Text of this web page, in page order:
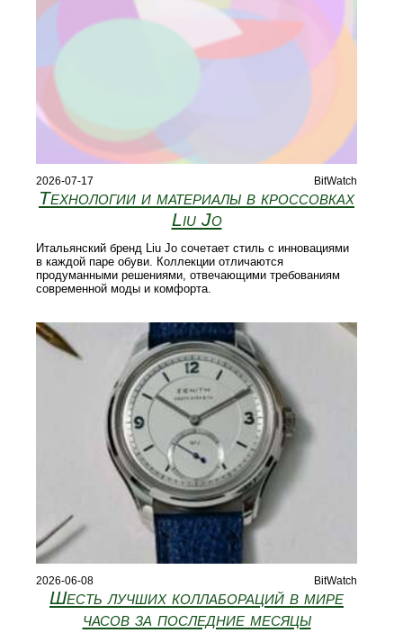
2026-07-17 BitWatch
Технологии и материалы в кроссовках
Liu Jo
Итальянский бренд Liu Jo сочетает стиль с инновациями
в каждой паре обуви. Коллекции отличаются
продуманными решениями, отвечающими требованиям
современной моды и комфорта.
2026-06-08 BitWatch
Шесть лучших коллабораций в мире
часов за последние месяцы